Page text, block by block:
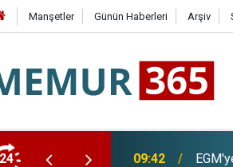
Manşetler Günün Haberleri Arşiv
24 09:15 TSE